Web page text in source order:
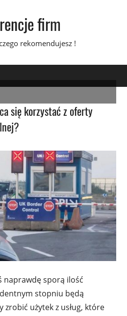
firm
rekomendujesz !
się korzystać z oferty
naprawdę sporą ilość
stopniu będą
zrobić użytek z usług, które